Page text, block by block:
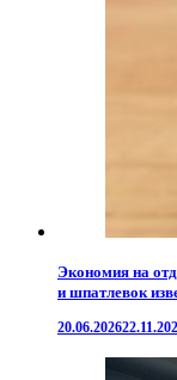
Экономия на
и шпатлевок
20.06.2026